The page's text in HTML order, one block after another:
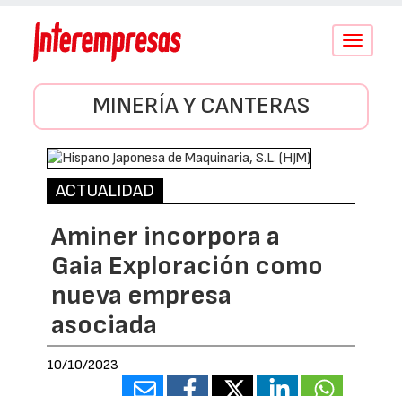
Conmutar
MINERÍA Y CANTERAS
ACTUALIDAD
Aminer incorpora a
Gaia Exploración como
nueva empresa
asociada
10/10/2023